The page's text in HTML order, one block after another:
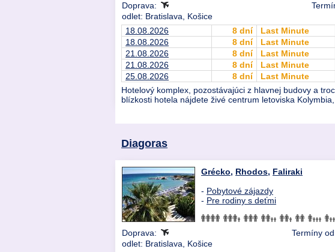
Doprava:
odlet: Bratislava, Košice
18.08.2026
8 dní Last Minute
18.08.2026
8 dní Last Minute
21.08.2026
8 dní Last Minute
21.08.2026
8 dní Last Minute
25.08.2026
8 dní Last Minute
Hotelový komplex, pozostávajúci z hlavnej budovy a
blízkosti hotela nájdete živé centrum letoviska
Diagoras
Grécko, Rhodos, Faliraki
- Pobytové zájazdy
- Pre rodiny s deťmi
Doprava:
Termíny
odlet: Bratislava, Košice